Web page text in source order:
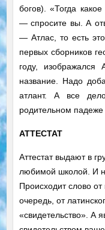
богов). «Тогда
— спросите вы. А
— Атлас, то есть
первых сборников
году,
название. Надо
атлант. А все
родительном
АТТЕСТАТ
Аттестат выдают в
любимой школой. И
Происходит слово
очередь, от
«свидетельство». А